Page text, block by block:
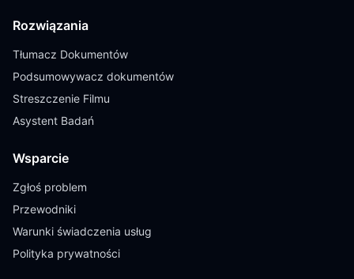
Rozwiązania
Tłumacz Dokumentów
Podsumowywacz dokumentów
Streszczenie Filmu
Asystent Badań
Wsparcie
Zgłoś problem
Przewodniki
Warunki świadczenia usług
Polityka prywatności